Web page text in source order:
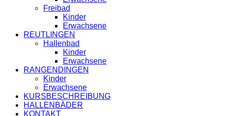
Freibad
Kinder
Erwachsene
REUTLINGEN
Hallenbad
Kinder
Erwachsene
RANGENDINGEN
Kinder
Erwachsene
KURSBESCHREIBUNG
HALLENBÄDER
KONTAKT